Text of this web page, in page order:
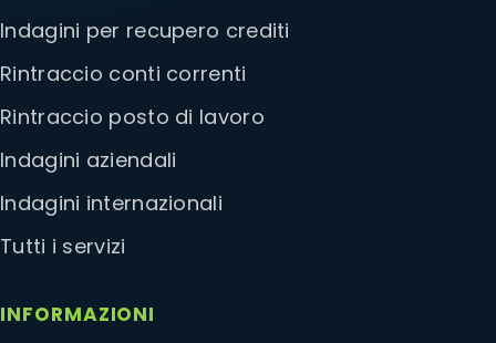
Indagini per recupero crediti
Rintraccio conti correnti
Rintraccio posto di lavoro
Indagini aziendali
Indagini internazionali
Tutti i servizi
INFORMAZIONI